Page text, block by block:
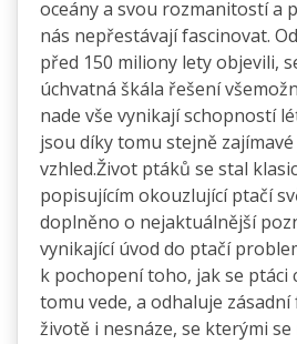
oceány a svou rozmanitostí a
nás nepřestávají fascinovat.
před 150 miliony lety objevili,
úchvatná škála řešení
nade vše vynikají schopností
jsou díky tomu stejně
vzhled.Život ptáků se stal
popisujícím okouzlující ptačí
doplněno o nejaktuálnější
vynikající úvod do ptačí
k pochopení toho, jak se ptáci
tomu vede, a odhaluje zásadní
životě i nesnáze, se kterými se